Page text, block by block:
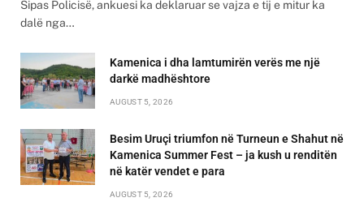
Sipas Policisë, ankuesi ka deklaruar se vajza e tij e mitur ka
dalë nga…
Kamenica i dha lamtumirën verës me një
darkë madhështore
AUGUST 5, 2026
Besim Uruçi triumfon në Turneun e Shahut në
Kamenica Summer Fest – ja kush u renditën
në katër vendet e para
AUGUST 5, 2026